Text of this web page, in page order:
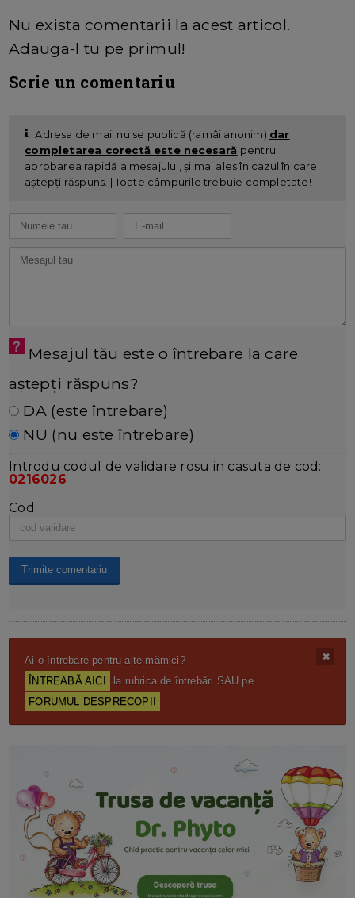
Nu exista comentarii la acest articol.
Adauga-l tu pe primul!
Scrie un comentariu
Adresa de mail nu se publică (ramâi anonim) dar
completarea corectă este necesară pentru
aprobarea rapidă a mesajului, și mai ales în cazul în care
aștepți răspuns. | Toate câmpurile trebuie completate!
Mesajul tău este o întrebare la care
aștepți răspuns?
DA (este întrebare)
NU (nu este întrebare)
Introdu codul de validare rosu in casuta de cod:
0216026
Cod:
Ai o întrebare pentru alte mămici?
ÎNTREABĂ AICI
la rubrica de întrebări SAU pe
FORUMUL DESPRECOPII